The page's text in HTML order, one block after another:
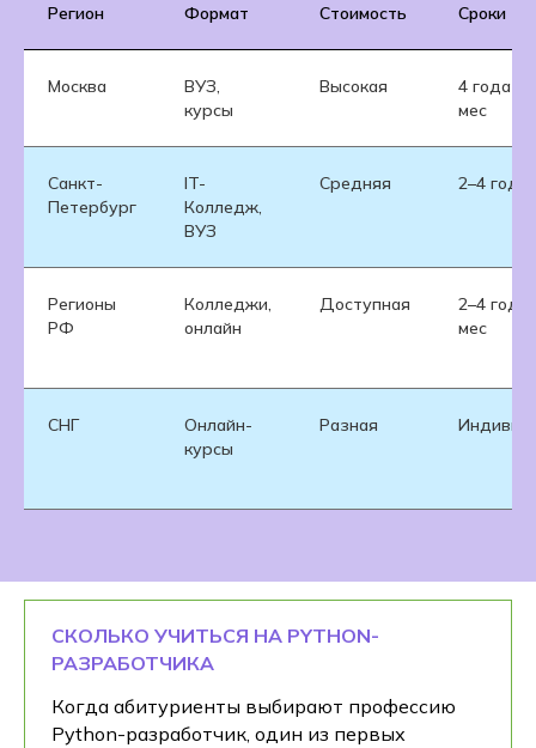
Регион Формат Стоимость Сроки
Москва
ВУЗ,
курсы
Высокая
4 года /
мес
Санкт-
Петербург
IT-
Колледж,
ВУЗ
Средняя 2–4 года
Регионы
РФ
Колледжи,
онлайн
Доступная
2–4 года
мес
СНГ
Онлайн-
курсы
Разная
СКОЛЬКО УЧИТЬСЯ НА PYTHON-
РАЗРАБОТЧИКА
Когда абитуриенты выбирают профессию
Python-разработчик, один из первых